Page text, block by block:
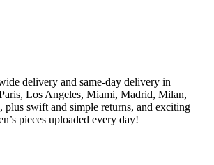
delivery and same-day delivery in
Los Angeles, Miami, Madrid, Milan,
plus swift and simple returns, and exciting
pieces uploaded every day!